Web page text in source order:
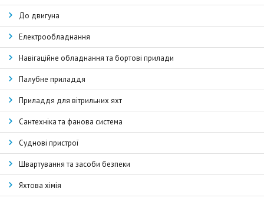
До двигуна
Електрообладнання
Навігаційне обладнання та бортові прилади
Палубне приладдя
Приладдя для вітрильних яхт
Сантехніка та фанова система
Суднові пристрої
Швартування та засоби безпеки
Яхтова хімія